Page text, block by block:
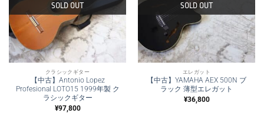
SOLD OUT
クラシックギター
【中古】Antonio Lopez
Profesional LOTO15 1999年製 ク
ラシックギター
¥97,800
SOLD OUT
エレガット
【中古】YAMAHA AEX 500N ブ
ラック 薄型エレガット
¥36,800